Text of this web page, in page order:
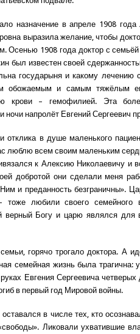
назначение в апреле 1908
выразила желание, чтобы
Осенью 1908 года доктор с
был известен своей
государыня и какому лечению
обожаемым и самым тяжёлым
крови – гемофилией. Эта
ночи напролёт Евгений Сергеевич
отклика в душе маленького
люблю всем своим маленьким
к Алексию Николаевичу и
добротой они сделали меня
и преданность безграничны».
тоже любили своего семейного
верный Богу и царю являлся для
горячо трогало доктора. А
семейная жизнь была трагична:
Евгения Сергеевича
в первый год Мировой войны.
в числе тех, кто
Ликовали ухватившие